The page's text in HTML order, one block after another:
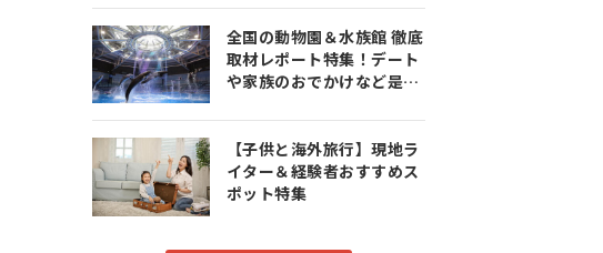
全国の動物園＆水族館 徹底
取材レポート特集！デート
や家族のおでかけなど是非
【子供と海外旅行】現地ラ
イター＆経験者おすすめス
ポット特集